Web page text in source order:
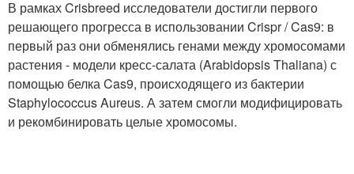
В рамках Crisbreed исследователи достигли первого
решающего прогресса в использовании Crispr / Cas9: в
первый раз они обменялись генами между хромосомами
растения - модели кресс-салата (Arabidopsis Thaliana) с
помощью белка Cas9, происходящего из бактерии
Staphylococcus Aureus. А затем смогли модифицировать
и рекомбинировать целые хромосомы.